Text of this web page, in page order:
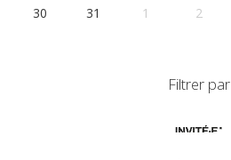
30
31 1 2
Filtrer par